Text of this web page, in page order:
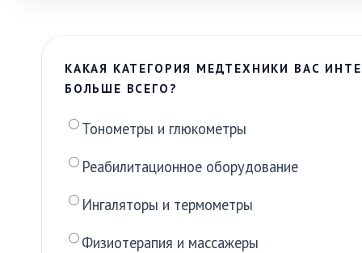
КАКАЯ КАТЕГОРИЯ МЕДТЕХНИКИ ВАС
БОЛЬШЕ ВСЕГО?
Тонометры и глюкометры
Реабилитационное оборудование
Ингаляторы и термометры
Физиотерапия и массажеры